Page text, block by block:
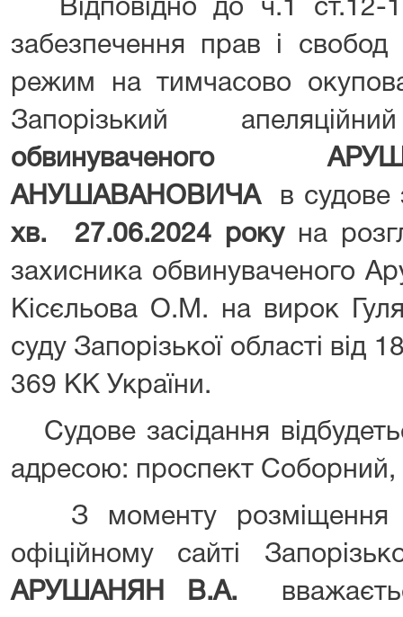
Відповідно до ч.1 ст.12-
забезпечення прав і
режим на тимчасово
Запорізький
обвинуваченого
АНУШАВАНОВИЧА
в судове
хв.
27.06.2024року на
захисника обвинуваченого
Кісєльова О.М. на вирок
суду Запорізької області від
369 КК України.
Судове засідання
адресою: проспект
З моменту розміщення
офіційному сайті
АРУШАНЯН В.А.